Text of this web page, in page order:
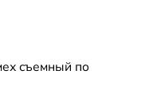
съемный по